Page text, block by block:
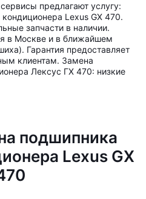
предлагают услугу:
Lexus GX 470.
запчасти в наличии.
в Москве и в ближайшем
Гарантия предоставляет
клиентам. Замена
Лексус ГХ 470: низкие
подшипника
Lexus GX